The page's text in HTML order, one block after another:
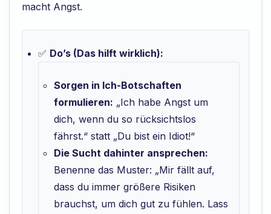
macht Angst.
✅ Do’s (Das hilft wirklich):
Sorgen in Ich-Botschaften
formulieren: „Ich habe Angst um
dich, wenn du so rücksichtslos
fährst.“ statt „Du bist ein Idiot!“
Die Sucht dahinter ansprechen:
Benenne das Muster: „Mir fällt auf,
dass du immer größere Risiken
brauchst, um dich gut zu fühlen. Lass